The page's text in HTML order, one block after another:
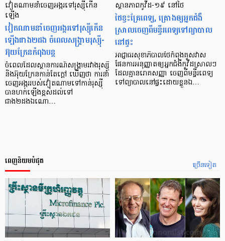
វៀតណាមនាំចេញអង្ករទៅរុស្ស៊ីកើន
ឡើង
វៀតណាមនាំចេញអង្ករទៅរុស្ស៊ីកើន
ឡើងជាង២ដង ចំពេលសង្គ្រាមរុស្ស៊ី-
អ៊ុយក្រែនកំពុងបន្ដ
ចំពេលដែលស្ថានការណ៍សង្គ្រាមរវាងរុស្ស៊ី
និងអ៊ុយក្រែនកាន់តែក្ដៅ ឃើញថា ការនាំ
ចេញអង្កររបស់វៀតណាមទៅកាន់រុស្ស៊ី
បានហក់ឡើងខ្ពស់ដល់ទៅ
ជាង២ដងឯណោ…
ស្ថានភាព​កូវីដ-១៩ នៅថៃ
ថៃ​ខ្វះគ្រែពេទ្យ, គ្រោង​ឲ្យ​អ្នកជំងឺ
ស្រាល​ចេញ​ពី​មន្ទីរពេទ្យ​ទៅព្យាបាល​
នៅផ្ទះ
អាជ្ញាធរ​សុខាភិបាលថៃកំពុង​គូសវាស​
ផែនការ​អនុញ្ញាត​ឲ្យ​អ្នកជំងឺ​កូវីដស្រាលៗ
ដែលគ្មានរោគសញ្ញា​ ចេញ​ពីមន្ទីរពេទ្យ​
ទៅព្យាបាល​នៅផ្ទះដោយខ្លួន​ឯ…
ច្រើនទៀត
ពេញនិយមបំផុត